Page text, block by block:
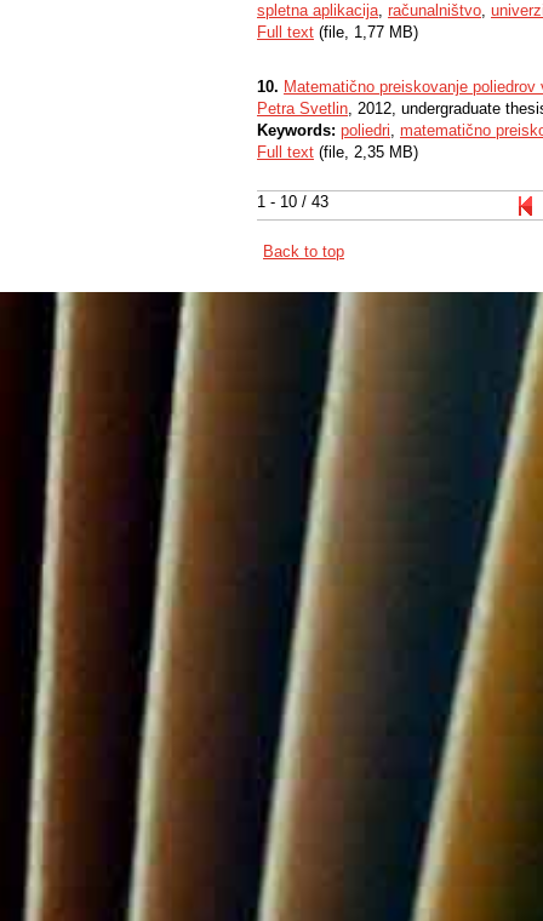
1 - 10 / 43
spletna aplikacija, računalništvo,
Full text (file, 1,77 MB)
10. Matematično preiskovanje
Petra Svetlin, 2012, undergraduate
Keywords: poliedri, matematično
Full text (file, 2,35 MB)
Back to top